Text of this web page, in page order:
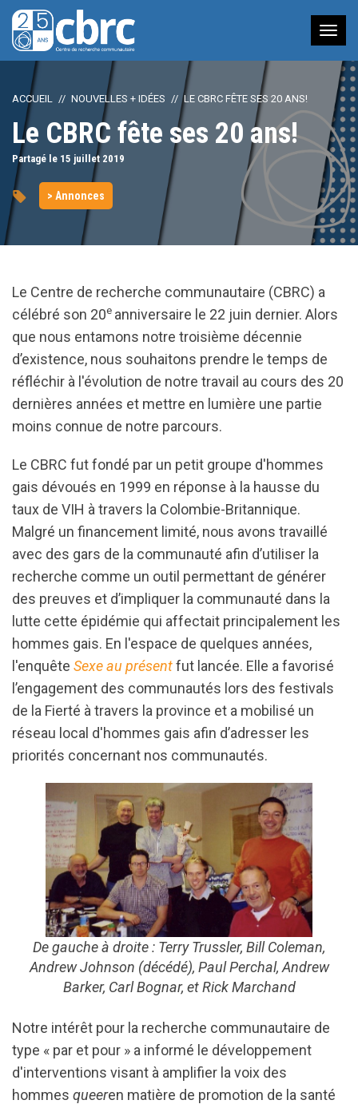
à
ACCUEIL NOUVELLES + IDÉES LE CBRC FÊTE SES 20 ANS!
Le CBRC fête ses 20 ans!
Partagé le 15 juillet 2019
> Annonces
Le Centre de recherche communautaire (CBRC) a
célébré son 20e anniversaire le 22 juin dernier. Alors
que nous entamons notre troisième décennie
d’existence, nous souhaitons prendre le temps de
réfléchir à l'évolution de notre travail au cours des 20
dernières années et mettre en lumière une partie
moins connue de notre parcours.
Le CBRC fut fondé par un petit groupe d'hommes
gais dévoués en 1999 en réponse à la hausse du
taux de VIH à travers la Colombie-Britannique.
Malgré un financement limité, nous avons travaillé
avec des gars de la communauté afin d’utiliser la
recherche comme un outil permettant de générer
des preuves et d’impliquer la communauté dans la
lutte cette épidémie qui affectait principalement les
hommes gais. En l'espace de quelques années,
l'enquête Sexe au présentfut lancée. Elle a favorisé
l’engagement des communautés lors des festivals
de la Fierté à travers la province et a mobilisé un
réseau local d'hommes gais afin d’adresser les
priorités concernant nos communautés.
De gauche à droite : Terry Trussler, Bill Coleman,
Andrew Johnson (décédé), Paul Perchal, Andrew
Barker, Carl Bognar, et Rick Marchand
Notre intérêt pour la recherche communautaire de
type « par et pour » a informé le développement
d'interventions visant à amplifier la voix des
hommes queeren matière de promotion de la santé